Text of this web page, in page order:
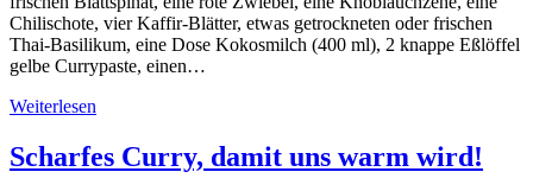
Chilischote, vier Kaffir-Blätter, etwas getrockneten oder frischen
Thai-Basilikum, eine Dose Kokosmilch (400 ml), 2 knappe Eßlöffel
gelbe Currypaste, einen…
Weiterlesen
Scharfes Curry, damit uns warm wird!